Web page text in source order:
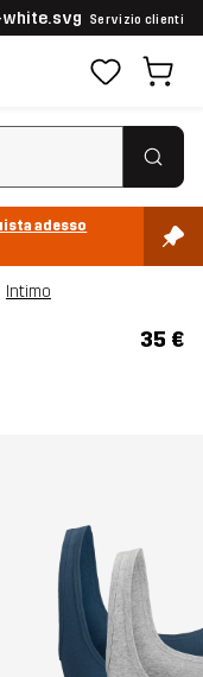
Servizio clienti
adesso
Intimo
35 €